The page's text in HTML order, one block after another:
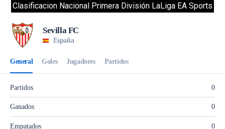
Clasificacion Nacional Primera División LaLiga EA Sports